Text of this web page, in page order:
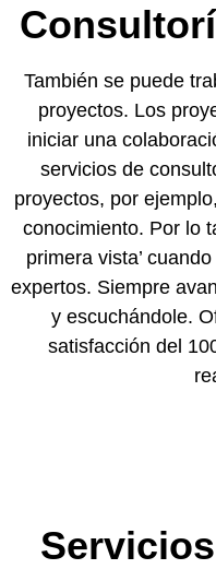
También se puede
proyectos. Los
iniciar una
servicios de
proyectos, por
conocimiento. Por lo
primera vista’
expertos. Siempre
y escuchándole.
satisfacción del